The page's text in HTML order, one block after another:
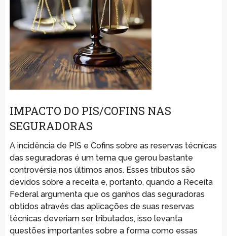
IMPACTO DO PIS/COFINS NAS
SEGURADORAS
A incidência de PIS e Cofins sobre as reservas técnicas
das seguradoras é um tema que gerou bastante
controvérsia nos últimos anos. Esses tributos são
devidos sobre a receita e, portanto, quando a Receita
Federal argumenta que os ganhos das seguradoras
obtidos através das aplicações de suas reservas
técnicas deveriam ser tributados, isso levanta
questões importantes sobre a forma como essas